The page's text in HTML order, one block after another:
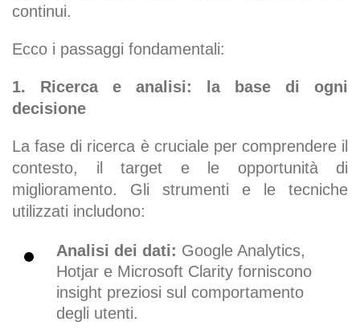
continui.
Ecco i passaggi fondamentali:
1. Ricerca e analisi: la base di ogni
decisione
La fase di ricerca è cruciale per comprendere il
contesto, il target e le opportunità di
miglioramento. Gli strumenti e le tecniche
utilizzati includono:
Analisi dei dati: Google Analytics,
Hotjar e Microsoft Clarity forniscono
insight preziosi sul comportamento
degli utenti.